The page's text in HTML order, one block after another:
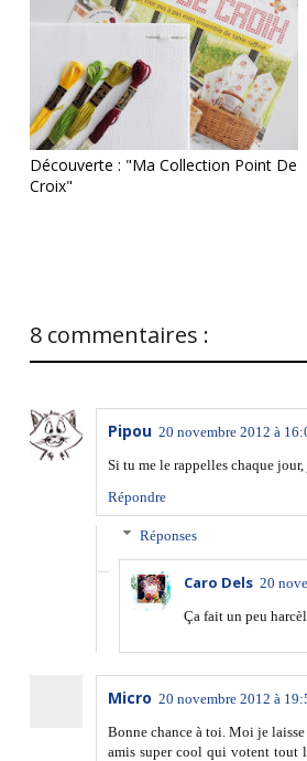
Découverte : "Ma Collection Point De
Croix"
8 commentaires :
Pipou 20 novembre 2012 à
Si tu me le rappelles chaque
Répondre
Réponses
Caro Dels 20
Ça fait un peu
Micro 20 novembre 2012 à
Bonne chance à toi. Moi je
amis super cool qui votent tout